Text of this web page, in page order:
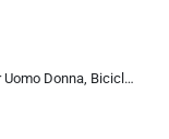
Bicicletta da Strada 700C per Uomo Donna, Bicicletta da Corsa con Freno a Disco 24/27/30 velocità, Telaio in Acciaio ad Al…